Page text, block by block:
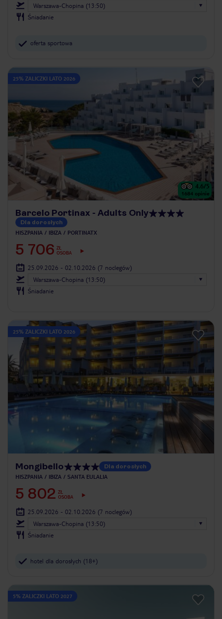
Warszawa-Chopina (13:50)
Śniadanie
oferta sportowa
25% ZALICZKI LATO 2026
4.6/5
1684 opinie
Barcelo Portinax - Adults Only
Dla dorosłych
HISZPANIA IBIZA PORTINATX
5 706 ZŁ
OSOBA
25.09.2026 - 02.10.2026 (7 noclegów)
Warszawa-Chopina (13:50)
Śniadanie
25% ZALICZKI LATO 2026
Mongibello Dla dorosłych
HISZPANIA IBIZA SANTA EULALIA
5 802 ZŁ
OSOBA
25.09.2026 - 02.10.2026 (7 noclegów)
Warszawa-Chopina (13:50)
Śniadanie
hotel dla dorosłych (18+)
5% ZALICZKI LATO 2027